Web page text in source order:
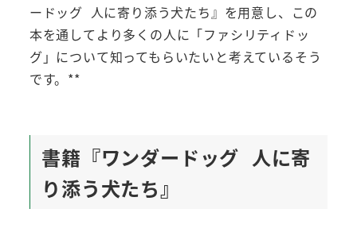
ードッグ 人に寄り添う犬たち』を用意し、この
本を通してより多くの人に「ファシリティドッ
グ」について知ってもらいたいと考えているそう
です。**
書籍『ワンダードッグ 人に寄
り添う犬たち』